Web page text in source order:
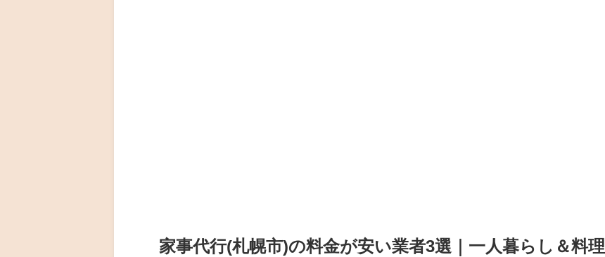
家事代行(札幌市)の料金が安い業者3選｜一人暮らし＆料理